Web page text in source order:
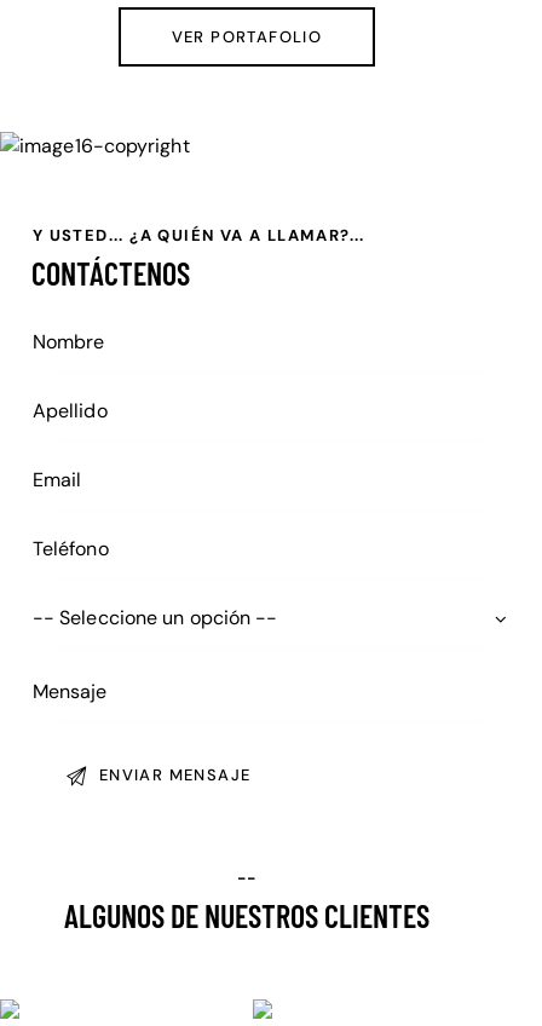
VER PORTAFOLIO
Y USTED... ¿A QUIÉN VA A LLAMAR?...
CONTÁCTENOS
--
ALGUNOS DE NUESTROS CLIENTES